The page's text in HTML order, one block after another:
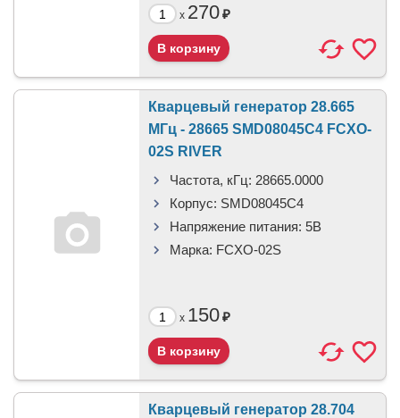
x 270₽
Кварцевый генератор 28.665
МГц - 28665 SMD08045C4 FCXO-
02S RIVER
Частота, кГц: 28665.0000
Корпус: SMD08045C4
Напряжение питания: 5В
Марка: FCXO-02S
x 150₽
Кварцевый генератор 28.704